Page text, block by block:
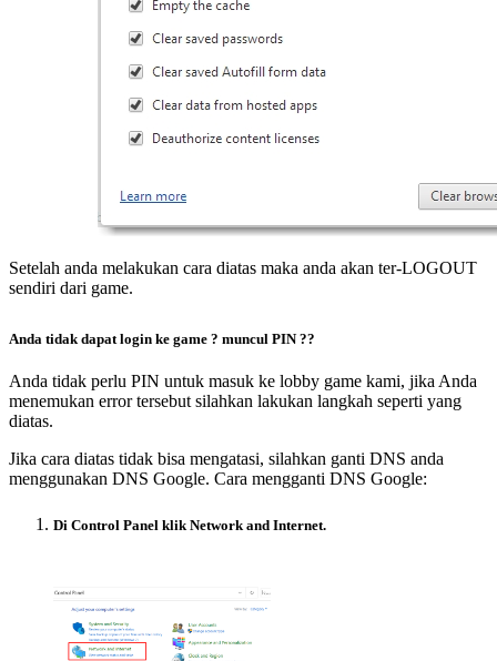
Setelah anda melakukan cara diatas maka anda akan ter-LOGOUT
sendiri dari game.
Anda tidak dapat login ke game ? muncul PIN ??
Anda tidak perlu PIN untuk masuk ke lobby game kami, jika Anda
menemukan error tersebut silahkan lakukan langkah seperti yang
diatas.
Jika cara diatas tidak bisa mengatasi, silahkan ganti DNS anda
menggunakan DNS Google. Cara mengganti DNS Google:
Di Control Panel klik Network and Internet.